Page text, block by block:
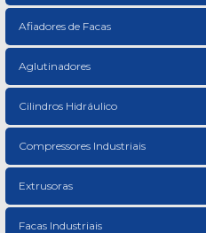
Afiadores de Facas
Aglutinadores
Cilindros Hidráulico
Compressores Industriais
Extrusoras
Facas Industriais